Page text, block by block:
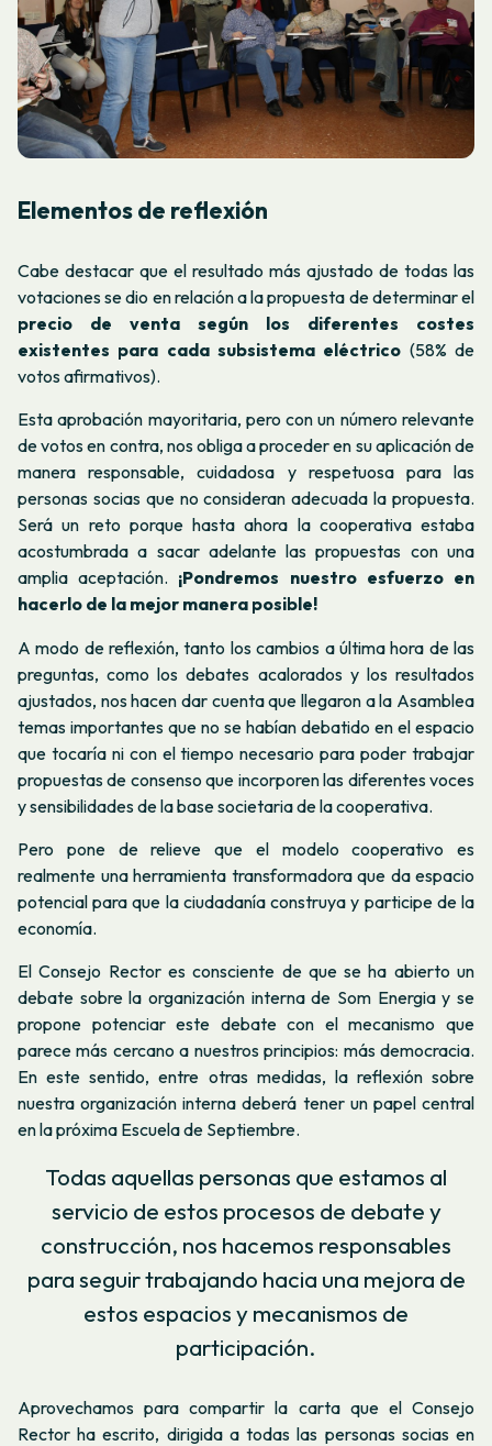
Elementos de reflexión
Cabe destacar que el resultado más ajustado de todas las
votaciones se dio en relación a la propuesta de determinar el
precio de venta según los diferentes costes
existentes para cada subsistema eléctrico (58% de
votos afirmativos).
Esta aprobación mayoritaria, pero con un número relevante
de votos en contra, nos obliga a proceder en su aplicación de
manera responsable, cuidadosa y respetuosa para las
personas socias que no consideran adecuada la propuesta.
Será un reto porque hasta ahora la cooperativa estaba
acostumbrada a sacar adelante las propuestas con una
amplia aceptación. ¡Pondremos nuestro esfuerzo en
hacerlo de la mejor manera posible!
A modo de reflexión, tanto los cambios a última hora de las
preguntas, como los debates acalorados y los resultados
ajustados, nos hacen dar cuenta que llegaron a la Asamblea
temas importantes que no se habían debatido en el espacio
que tocaría ni con el tiempo necesario para poder trabajar
propuestas de consenso que incorporen las diferentes voces
y sensibilidades de la base societaria de la cooperativa.
Pero pone de relieve que el modelo cooperativo es
realmente una herramienta transformadora que da espacio
potencial para que la ciudadanía construya y participe de la
economía.
El Consejo Rector es consciente de que se ha abierto un
debate sobre la organización interna de Som Energia y se
propone potenciar este debate con el mecanismo que
parece más cercano a nuestros principios: más democracia.
En este sentido, entre otras medidas, la reflexión sobre
nuestra organización interna deberá tener un papel central
en la próxima Escuela de Septiembre.
Todas aquellas personas que estamos al
servicio de estos procesos de debate y
construcción, nos hacemos responsables
para seguir trabajando hacia una mejora de
estos espacios y mecanismos de
participación.
Aprovechamos para compartir la carta que el Consejo
Rector ha escrito, dirigida a todas las personas socias en